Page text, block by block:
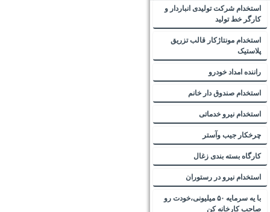
استخدام شرکت تولیدی انباردار و
کارگر خط تولید
استخدام مونتاژکار قالب تزریق
پلاستیک
راننده امداد خودرو
استخدام صندوق دار خانم
استخدام نیرو خدماتی
چرخکار جیب وآستر
کارگاه بسته بندی زغال
استخدام نیرو در رستوران
با یه سرمایه ۵۰ میلیونی،خودت رو
صاحب کارخانه کن